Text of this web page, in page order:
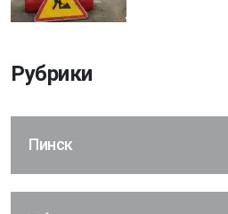
Рубрики
Пинск